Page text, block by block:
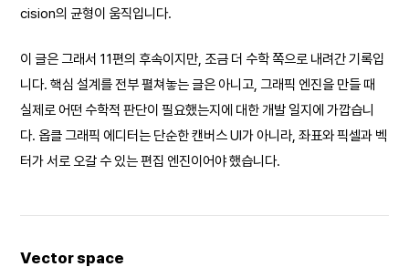
cision의 균형이 움직입니다.
이 글은 그래서 11편의 후속이지만, 조금 더 수학 쪽으로 내려간 기록입
니다. 핵심 설계를 전부 펼쳐놓는 글은 아니고, 그래픽 엔진을 만들 때
실제로 어떤 수학적 판단이 필요했는지에 대한 개발 일지에 가깝습니
다. 옵클 그래픽 에디터는 단순한 캔버스 UI가 아니라, 좌표와 픽셀과 벡
터가 서로 오갈 수 있는 편집 엔진이어야 했습니다.
Vector space